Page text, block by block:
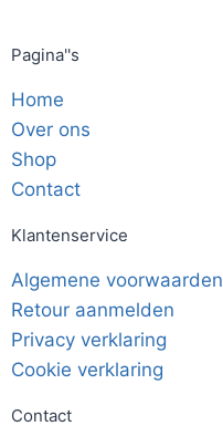
Pagina''s
Home
Over ons
Shop
Contact
Klantenservice
Algemene voorwaarden
Retour aanmelden
Privacy verklaring
Cookie verklaring
Contact